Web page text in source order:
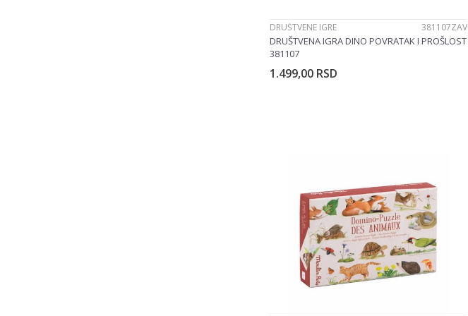
DRUŠTVENE IGRE 381107ZAV
DRUŠTVENA IGRA DINO POVRATAK I PROŠLOST
381107
1.499,00 RSD